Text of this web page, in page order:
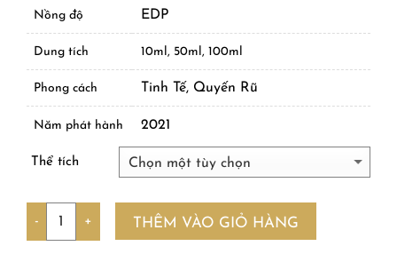
Nồng độ EDP
Dung tích 10ml, 50ml, 100ml
Phong cách Tinh Tế, Quyến Rũ
Năm phát hành 2021
Thể tích
THÊM VÀO GIỎ HÀNG